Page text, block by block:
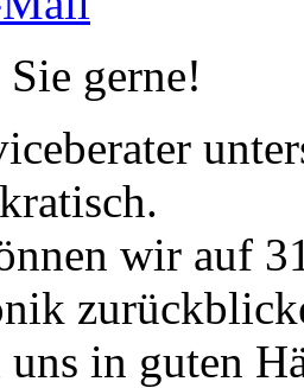
gerne!
wir auf
uns in guten